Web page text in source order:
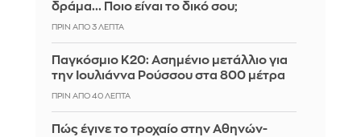
δράμα... Ποιο είναι το δικό σου;
ΠΡΙΝ ΑΠΌ 3 ΛΕΠΤΆ
Παγκόσμιο Κ20: Ασημένιο μετάλλιο για
την Ιουλιάννα Ρούσσου στα 800 μέτρα
ΠΡΙΝ ΑΠΌ 40 ΛΕΠΤΆ
Πώς έγινε το τροχαίο στην Αθηνών-